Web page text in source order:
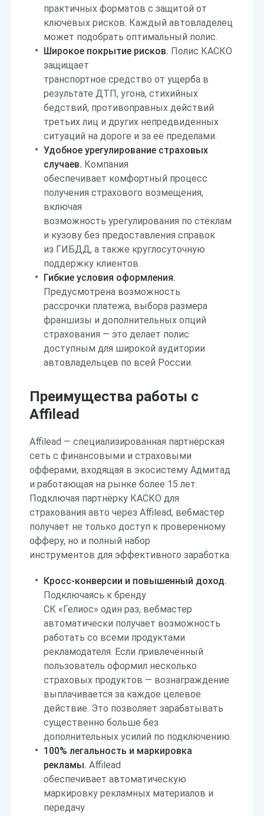
практичных форматов с защитой от
ключевых рисков. Каждый автовладелец
может подобрать оптимальный полис.
Широкое покрытие рисков. Полис КАСКО
защищает
транспортное средство от ущерба в
результате ДТП, угона, стихийных
бедствий, противоправных действий
третьих лиц и других непредвиденных
ситуаций на дороге и за её пределами.
Удобное урегулирование страховых
случаев. Компания
обеспечивает комфортный процесс
получения страхового возмещения,
включая
возможность урегулирования по стёклам
и кузову без предоставления справок
из ГИБДД, а также круглосуточную
поддержку клиентов.
Гибкие условия оформления.
Предусмотрена возможность
рассрочки платежа, выбора размера
франшизы и дополнительных опций
страхования — это делает полис
доступным для широкой аудитории
автовладельцев по всей России.
Преимущества работы с
Affilead
Affilead — специализированная партнёрская
сеть с финансовыми и страховыми
офферами, входящая в экосистему Адмитад
и работающая на рынке более 15 лет.
Подключая партнёрку КАСКО для
страхования авто через Affilead, вебмастер
получает не только доступ к проверенному
офферу, но и полный набор
инструментов для эффективного заработка.
Кросс-конверсии и повышенный доход.
Подключаясь к бренду
СК «Гелиос» один раз, вебмастер
автоматически получает возможность
работать со всеми продуктами
рекламодателя. Если привлечённый
пользователь оформил несколько
страховых продуктов — вознаграждение
выплачивается за каждое целевое
действие. Это позволяет зарабатывать
существенно больше без
дополнительных усилий по подключению.
100% легальность и маркировка
рекламы. Affilead
обеспечивает автоматическую
маркировку рекламных материалов и
передачу